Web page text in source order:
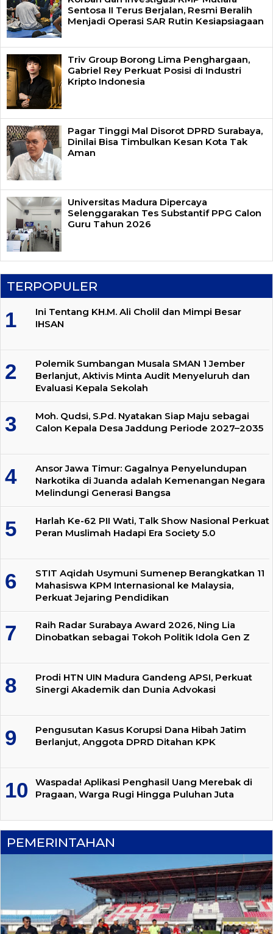
Sentosa II Terus Berjalan, Resmi Beralih
Menjadi Operasi SAR Rutin Kesiapsiagaan
Triv Group Borong Lima Penghargaan,
Gabriel Rey Perkuat Posisi di Industri
Kripto Indonesia
Pagar Tinggi Mal Disorot DPRD Surabaya,
Dinilai Bisa Timbulkan Kesan Kota Tak
Aman
Universitas Madura Dipercaya
Selenggarakan Tes Substantif PPG Calon
Guru Tahun 2026
TERPOPULER
Ini Tentang KH.M. Ali Cholil dan Mimpi Besar
IHSAN
Polemik Sumbangan Musala SMAN 1 Jember
Berlanjut, Aktivis Minta Audit Menyeluruh dan
Evaluasi Kepala Sekolah
Moh. Qudsi, S.Pd. Nyatakan Siap Maju sebagai
Calon Kepala Desa Jaddung Periode 2027–2035
Ansor Jawa Timur: Gagalnya Penyelundupan
Narkotika di Juanda adalah Kemenangan Negara
Melindungi Generasi Bangsa
Harlah Ke-62 PII Wati, Talk Show Nasional Perkuat
Peran Muslimah Hadapi Era Society 5.0
STIT Aqidah Usymuni Sumenep Berangkatkan 11
Mahasiswa KPM Internasional ke Malaysia,
Perkuat Jejaring Pendidikan
Raih Radar Surabaya Award 2026, Ning Lia
Dinobatkan sebagai Tokoh Politik Idola Gen Z
Prodi HTN UIN Madura Gandeng APSI, Perkuat
Sinergi Akademik dan Dunia Advokasi
Pengusutan Kasus Korupsi Dana Hibah Jatim
Berlanjut, Anggota DPRD Ditahan KPK
Waspada! Aplikasi Penghasil Uang Merebak di
Pragaan, Warga Rugi Hingga Puluhan Juta
PEMERINTAHAN